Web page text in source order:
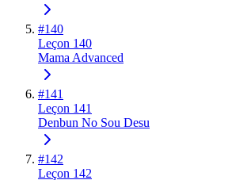
#140
Leçon 140
Mama Advanced
#141
Leçon 141
Denbun No Sou Desu
#142
Leçon 142